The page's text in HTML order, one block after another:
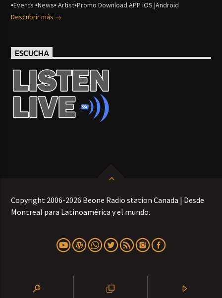
▪Events ▪News▪ Artist▪Promo Download APP iOS |Android
Descubrir más
ESCUCHA
Copyright 2006-2026 Beone Radio station Canada | Desde
Montreal para Latinoamérica y el mundo.